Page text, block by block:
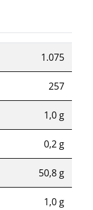
1.075
257
1,0 g
0,2 g
50,8 g
1,0 g